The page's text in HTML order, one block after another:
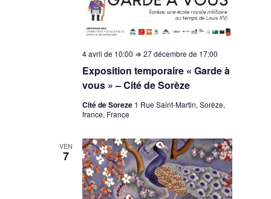
Exposition temporaire « Garde à
vous » – Cité de Sorèze
4 avril de 10:00 ⇒27 décembre de 17:00
Cité de Soreze 1 Rue Saint-Martin, Sorèze,
france, France
VEN
7